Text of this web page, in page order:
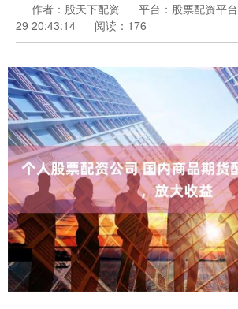
作者：股天下配资 平台：股票配资平台
29 20:43:14
阅读：176